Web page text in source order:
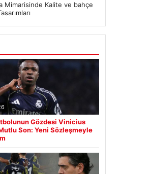
Mimarisinde Kalite ve bahçe
Gözdesi Vinicius
Son: Yeni Sözleşmeyle